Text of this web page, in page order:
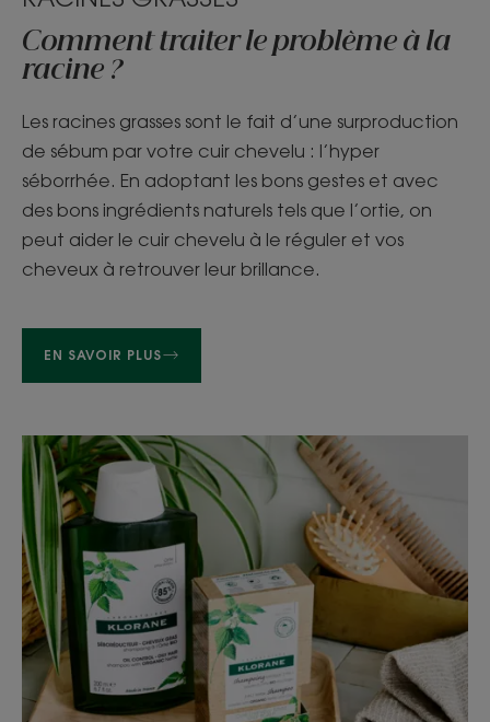
Comment traiter le problème à la
racine ?
Les racines grasses sont le fait d’une surproduction
de sébum par votre cuir chevelu : l’hyper
séborrhée. En adoptant les bons gestes et avec
des bons ingrédients naturels tels que l’ortie, on
peut aider le cuir chevelu à le réguler et vos
cheveux à retrouver leur brillance.
EN SAVOIR PLUS